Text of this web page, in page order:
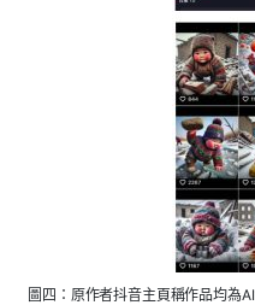
圖四：原作者抖音主頁稱作品均為